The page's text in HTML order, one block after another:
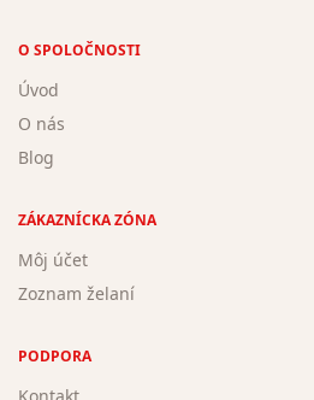
O SPOLOČNOSTI
Úvod
O nás
Blog
ZÁKAZNÍCKA ZÓNA
Môj účet
Zoznam želaní
PODPORA